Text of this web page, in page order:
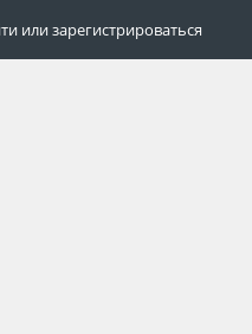
или зарегистрироваться